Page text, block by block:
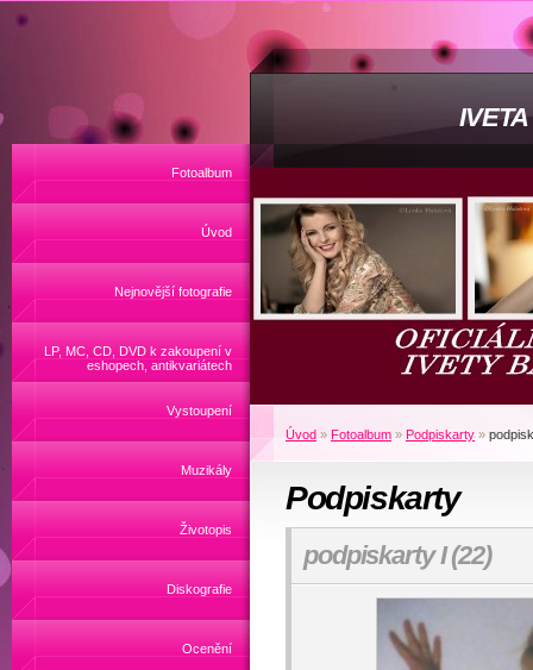
Fotoalbum
Úvod
Nejnovější fotografie
LP, MC, CD, DVD k zakoupení v
eshopech, antikvariátech
Vystoupení
Muzikály
Životopis
Diskografie
Ocenění
Úvod » Fotoalbum » Podpiskarty »
Podpiskarty
podpiskarty I (22)